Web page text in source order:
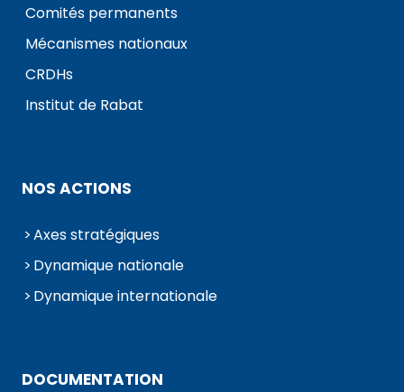
Comités permanents
Mécanismes nationaux
CRDHs
Institut de Rabat
NOS ACTIONS
Axes stratégiques
Dynamique nationale
Dynamique internationale
DOCUMENTATION